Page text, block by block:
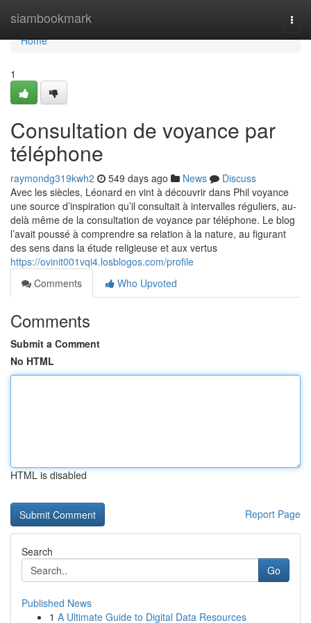
siambookmark
Home
Home
1
Consultation de voyance par
téléphone
raymondg319kwh2 549 days ago News
Discuss
Avec les siècles, Léonard en vint à découvrir dans Phil voyance
une source d’inspiration qu’il consultait à intervalles réguliers, au-
delà même de la consultation de voyance par téléphone. Le blog
l’avait poussé à comprendre sa relation à la nature, au figurant
des sens dans la étude religieuse et aux vertus
https://ovinit001vqi4.losblogos.com/profile
Comments
Who Upvoted
Comments
Submit a Comment
No HTML
HTML is disabled
Report Page
Search
Go
Published News
1 A Ultimate Guide to Digital Data Resources